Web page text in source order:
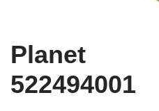
Planet
522494001